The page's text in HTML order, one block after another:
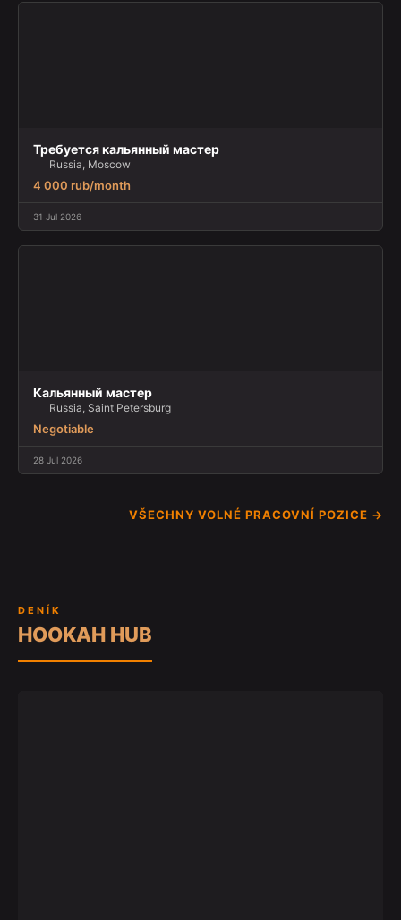
Требуется кальянный мастер
Russia, Moscow
4 000 rub/month
31 Jul 2026
Кальянный мастер
Russia, Saint Petersburg
Negotiable
28 Jul 2026
VŠECHNY VOLNÉ PRACOVNÍ POZICE →
DENÍK
HOOKAH HUB